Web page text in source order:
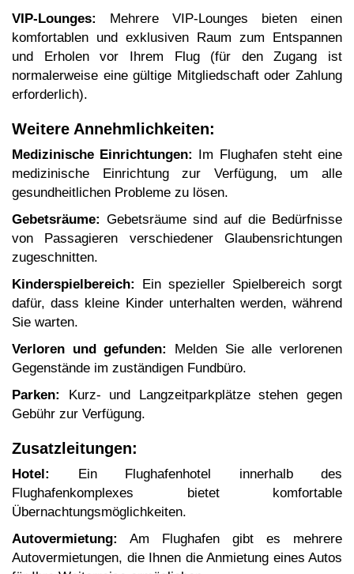
VIP-Lounges:
Mehrere VIP-Lounges bieten einen
komfortablen und exklusiven Raum zum Entspannen
und Erholen vor Ihrem Flug (für den Zugang ist
normalerweise eine gültige Mitgliedschaft oder Zahlung
erforderlich).
Weitere Annehmlichkeiten:
Medizinische Einrichtungen: Im Flughafen steht eine
medizinische Einrichtung zur Verfügung, um alle
gesundheitlichen Probleme zu lösen.
Gebetsräume: Gebetsräume sind auf die Bedürfnisse
von Passagieren verschiedener Glaubensrichtungen
zugeschnitten.
Kinderspielbereich:
Ein spezieller Spielbereich sorgt
dafür, dass kleine Kinder unterhalten werden, während
Sie warten.
Verloren und gefunden:
Melden Sie alle verlorenen
Gegenstände im zuständigen Fundbüro.
Parken:
Kurz- und Langzeitparkplätze stehen gegen
Gebühr zur Verfügung.
Zusatzleitungen:
Hotel:
Ein Flughafenhotel innerhalb des
Flughafenkomplexes bietet komfortable
Übernachtungsmöglichkeiten.
Autovermietung:
Am Flughafen gibt es mehrere
Autovermietungen, die Ihnen die Anmietung eines Autos